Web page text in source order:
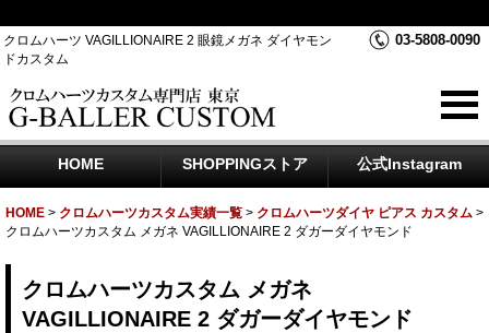
クロムハーツ VAGILLIONAIRE 2 眼鏡メガネ ダイヤモン
ドカスタム
03-5808-0090
HOME SHOPPINGストア 公式Instagram
HOME > クロムハーツカスタム実績一覧 > クロムハーツダイヤ ピアス カスタム >
クロムハーツカスタム メガネ VAGILLIONAIRE 2 ダガーダイヤモンド
クロムハーツカスタム メガネ
VAGILLIONAIRE 2 ダガーダイヤモンド